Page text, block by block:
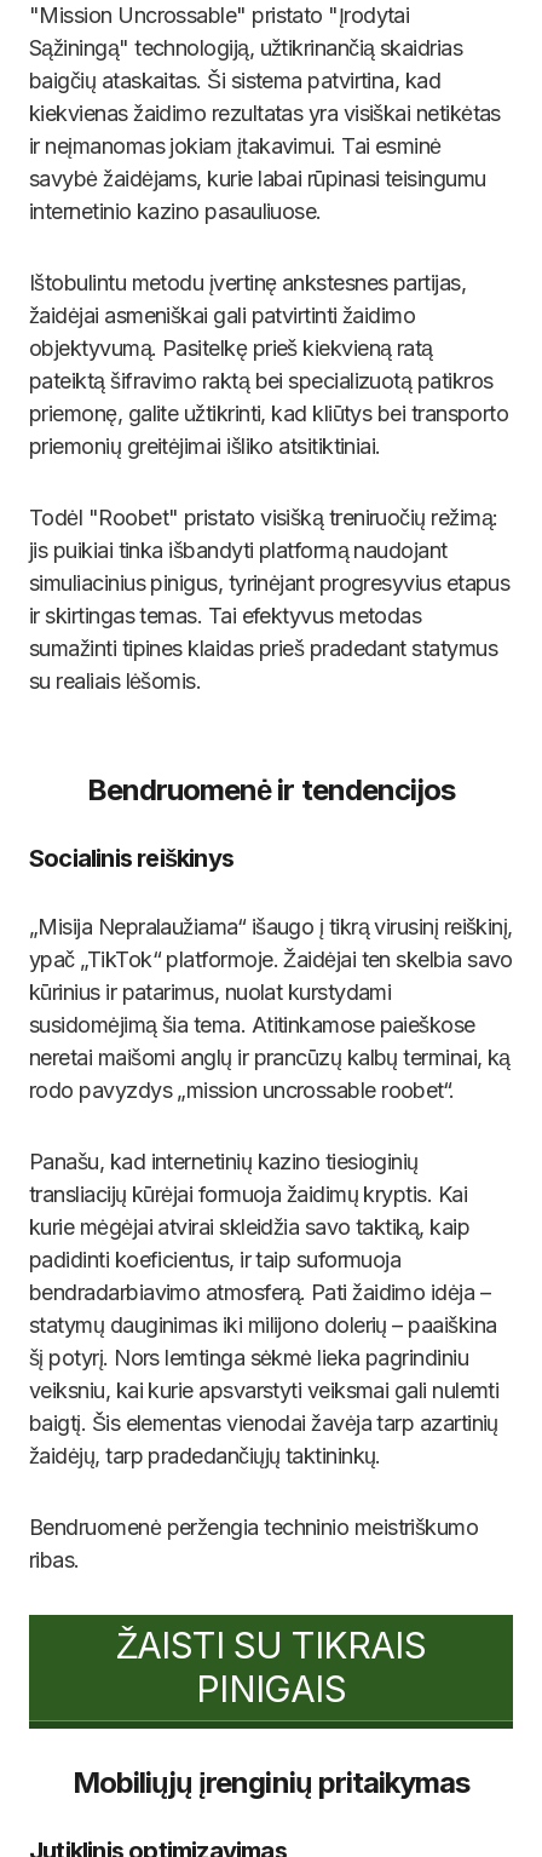
"Mission Uncrossable" pristato "Įrodytai
Sąžiningą" technologiją, užtikrinančią skaidrias
baigčių ataskaitas. Ši sistema patvirtina, kad
kiekvienas žaidimo rezultatas yra visiškai netikėtas
ir neįmanomas jokiam įtakavimui. Tai esminė
savybė žaidėjams, kurie labai rūpinasi teisingumu
internetinio kazino pasauliuose.
Ištobulintu metodu įvertinę ankstesnes partijas,
žaidėjai asmeniškai gali patvirtinti žaidimo
objektyvumą. Pasitelkę prieš kiekvieną ratą
pateiktą šifravimo raktą bei specializuotą patikros
priemonę, galite užtikrinti, kad kliūtys bei transporto
priemonių greitėjimai išliko atsitiktiniai.
Todėl "Roobet" pristato visišką treniruočių režimą:
jis puikiai tinka išbandyti platformą naudojant
simuliacinius pinigus, tyrinėjant progresyvius etapus
ir skirtingas temas. Tai efektyvus metodas
sumažinti tipines klaidas prieš pradedant statymus
su realiais lėšomis.
Bendruomenė ir tendencijos
Socialinis reiškinys
„Misija Nepralaužiama“ išaugo į tikrą virusinį reiškinį,
ypač „TikTok“ platformoje. Žaidėjai ten skelbia savo
kūrinius ir patarimus, nuolat kurstydami
susidomėjimą šia tema. Atitinkamose paieškose
neretai maišomi anglų ir prancūzų kalbų terminai, ką
rodo pavyzdys „mission uncrossable roobet“.
Panašu, kad internetinių kazino tiesioginių
transliacijų kūrėjai formuoja žaidimų kryptis. Kai
kurie mėgėjai atvirai skleidžia savo taktiką, kaip
padidinti koeficientus, ir taip suformuoja
bendradarbiavimo atmosferą. Pati žaidimo idėja –
statymų dauginimas iki milijono dolerių – paaiškina
šį potyrį. Nors lemtinga sėkmė lieka pagrindiniu
veiksniu, kai kurie apsvarstyti veiksmai gali nulemti
baigtį. Šis elementas vienodai žavėja tarp azartinių
žaidėjų, tarp pradedančiųjų taktininkų.
Bendruomenė peržengia techninio meistriškumo
ribas.
ŽAISTI SU TIKRAIS
PINIGAIS
Mobiliųjų įrenginių pritaikymas
Jutiklinis optimizavimas